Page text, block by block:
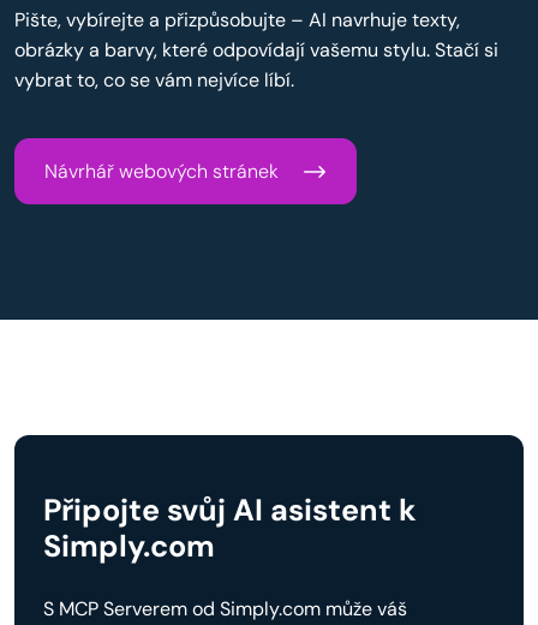
Pište, vybírejte a přizpůsobujte – AI navrhuje texty,
obrázky a barvy, které odpovídají vašemu stylu. Stačí si
vybrat to, co se vám nejvíce líbí.
Návrhář webových stránek
Připojte svůj AI asistent k
Simply.com
S MCP Serverem od Simply.com může váš